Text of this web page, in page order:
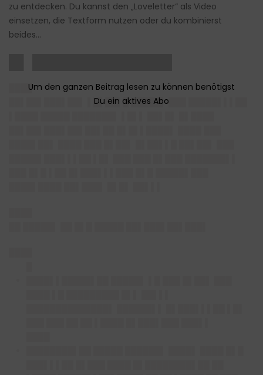
zu entdecken. Du kannst den „Loveletter“ als Video
einsetzen, die Textform nutzen oder du kombinierst
beides…
████
██▌██▌███▌██▌ ▌█▌██▌█ █████▌ ███ █████▌▌▌██